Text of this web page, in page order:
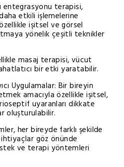
entegrasyonu terapisi,
etkili işlemelerine
işitsel ve görsel
yönelik çeşitli teknikler
masaj terapisi, vücut
bir etki yaratabilir.
Uygulamalar: Bir bireyin
amacıyla özellikle işitsel,
uyaranları dikkate
oluşturulabilir.
her bireyde farklı şekilde
göz önünde
ve terapi yöntemleri